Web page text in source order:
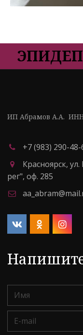
ИП Абрамов А.А.  ИНН
+7 (983) 290-48-
Красноярск,
рег", оф. 285